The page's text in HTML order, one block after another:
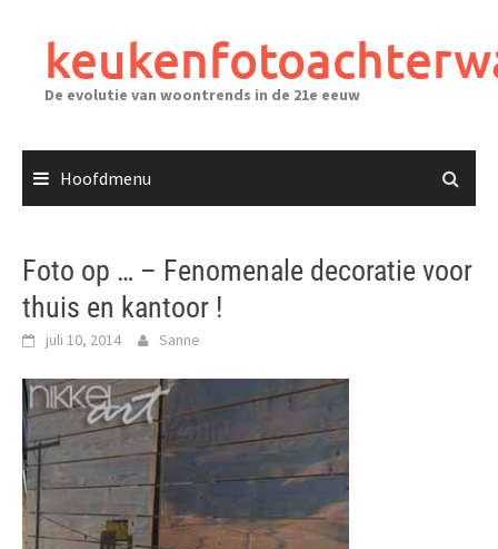
inhoudDe evolutie van woontrends in de 21e eeuw
Hoofdmenu
Foto op … – Fenomenale decoratie voor
thuis en kantoor !
juli 10, 2014 Sanne